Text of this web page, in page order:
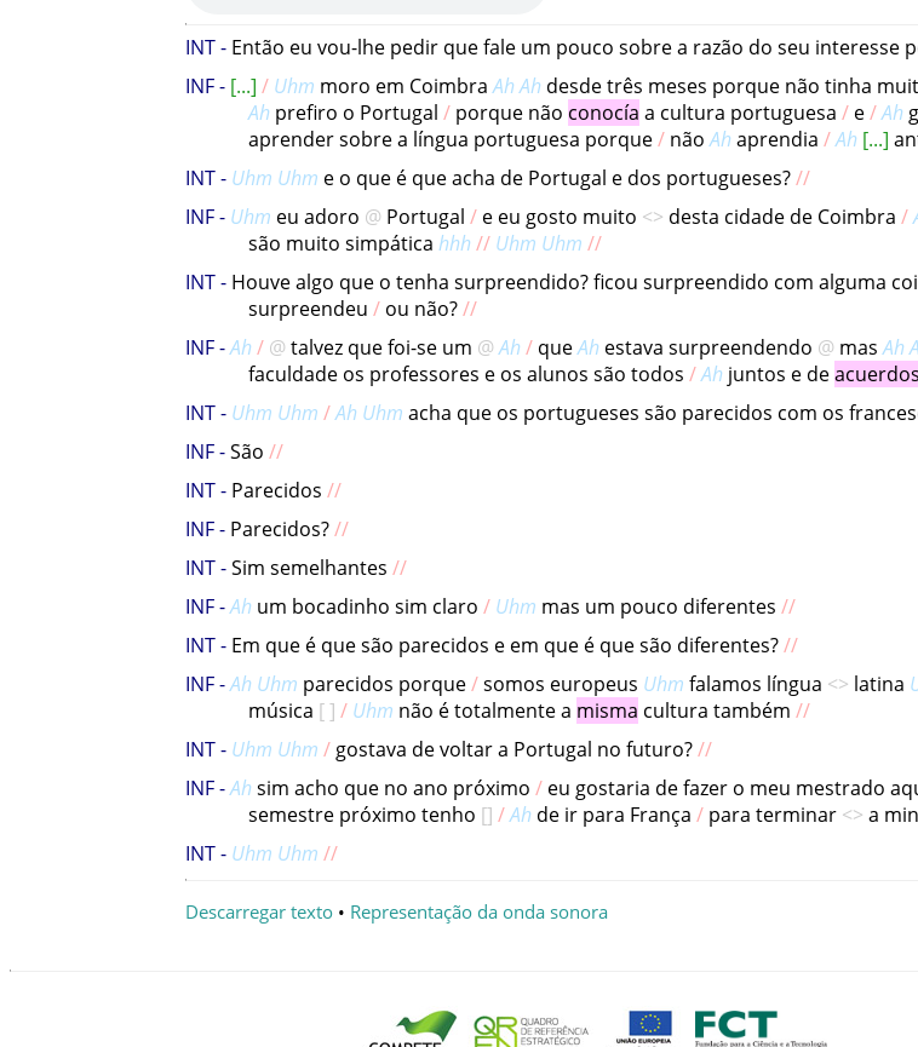
Então eu vou-lhe pedir quefale um pouco sobrea razão do seu interesse
Uhm moro em Coimbra Ah Ah desdetrês meses porque não tinha
Ah prefiro o Portugal porque não conocía a cultura portuguesa e Ah
aprendersobrea língua portuguesa porque não Ah aprendia Ah
Uhm Uhm e o que é queacha de Portugal e dos portugueses?
Uhm eu adoro Portugal e eu gosto muito desta cidade de Coimbra
são muito simpática hhh Uhm Uhm
Houvealgo que o tenha surpreendido?ficou surpreendido com alguma
surpreendeu
ou não?
Ah
talvez quefoi-se um Ah queAh estava surpreendendo mas Ah
faculdade os professores e os alunos são todos Ah juntos e deacuerdos
Uhm Uhm Ah Uhm acha que os portugueses são parecidos com os
São
Parecidos
Parecidos?
Sim semelhantes
Ah um bocadinho sim claro Uhm mas um pouco diferentes
Em que é quesão parecidos e em que é quesão diferentes?
Ah Uhm parecidos porque somos europeus Uhm falamos língua latina
música
Uhm não étotalmentea misma cultura também
Uhm Uhm gostava devoltara Portugal no futuro?
Ah sim acho que no ano próximo eu gostaria defazer o meu mestrado
semestre próximo tenho Ah de ir para França para terminar a
Uhm Uhm
Descarregar texto • Representação da onda sonora